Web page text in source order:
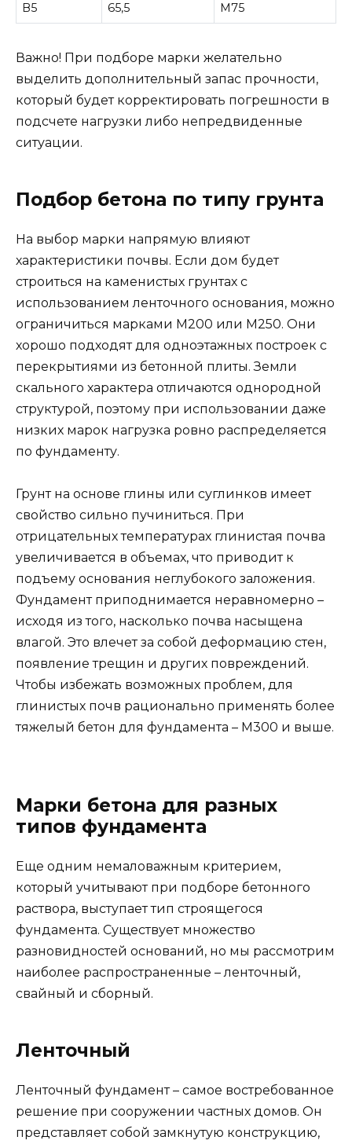
В5 65,5 М75
Важно! При подборе марки желательно
выделить дополнительный запас прочности,
который будет корректировать погрешности в
подсчете нагрузки либо непредвиденные
ситуации.
Подбор бетона по типу грунта
На выбор марки напрямую влияют
характеристики почвы. Если дом будет
строиться на каменистых грунтах с
использованием ленточного основания, можно
ограничиться марками М200 или М250. Они
хорошо подходят для одноэтажных построек с
перекрытиями из бетонной плиты. Земли
скального характера отличаются однородной
структурой, поэтому при использовании даже
низких марок нагрузка ровно распределяется
по фундаменту.
Грунт на основе глины или суглинков имеет
свойство сильно пучиниться. При
отрицательных температурах глинистая почва
увеличивается в объемах, что приводит к
подъему основания неглубокого заложения.
Фундамент приподнимается неравномерно –
исходя из того, насколько почва насыщена
влагой. Это влечет за собой деформацию стен,
появление трещин и других повреждений.
Чтобы избежать возможных проблем, для
глинистых почв рационально применять более
тяжелый бетон для фундамента – М300 и выше.
Марки бетона для разных
типов фундамента
Еще одним немаловажным критерием,
который учитывают при подборе бетонного
раствора, выступает тип строящегося
фундамента. Существует множество
разновидностей оснований, но мы рассмотрим
наиболее распространенные – ленточный,
свайный и сборный.
Ленточный
Ленточный фундамент – самое востребованное
решение при сооружении частных домов. Он
представляет собой замкнутую конструкцию,